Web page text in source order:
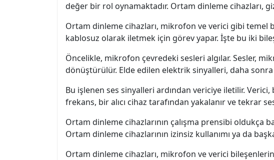
değer bir rol oynamaktadır. Ortam dinleme cihazları,
Ortam dinleme cihazları, mikrofon ve verici gibi temel
kablosuz olarak iletmek için görev yapar. İşte bu iki
Öncelikle, mikrofon çevredeki sesleri algılar. Sesler,
dönüştürülür. Elde edilen elektrik sinyalleri, daha
Bu işlenen ses sinyalleri ardından vericiye iletilir.
frekans, bir alıcı cihaz tarafından yakalanır ve tekrar
Ortam dinleme cihazlarının çalışma prensibi oldukça
Ortam dinleme cihazlarının izinsiz kullanımı ya da
Ortam dinleme cihazları, mikrofon ve verici